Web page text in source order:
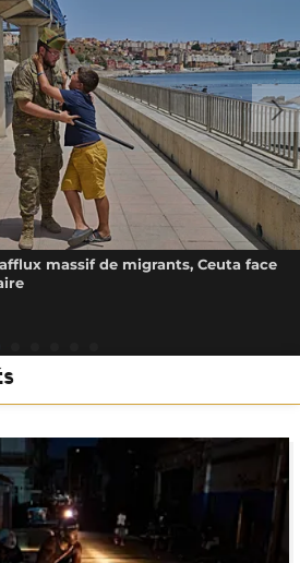
massif de migrants, Ceuta face